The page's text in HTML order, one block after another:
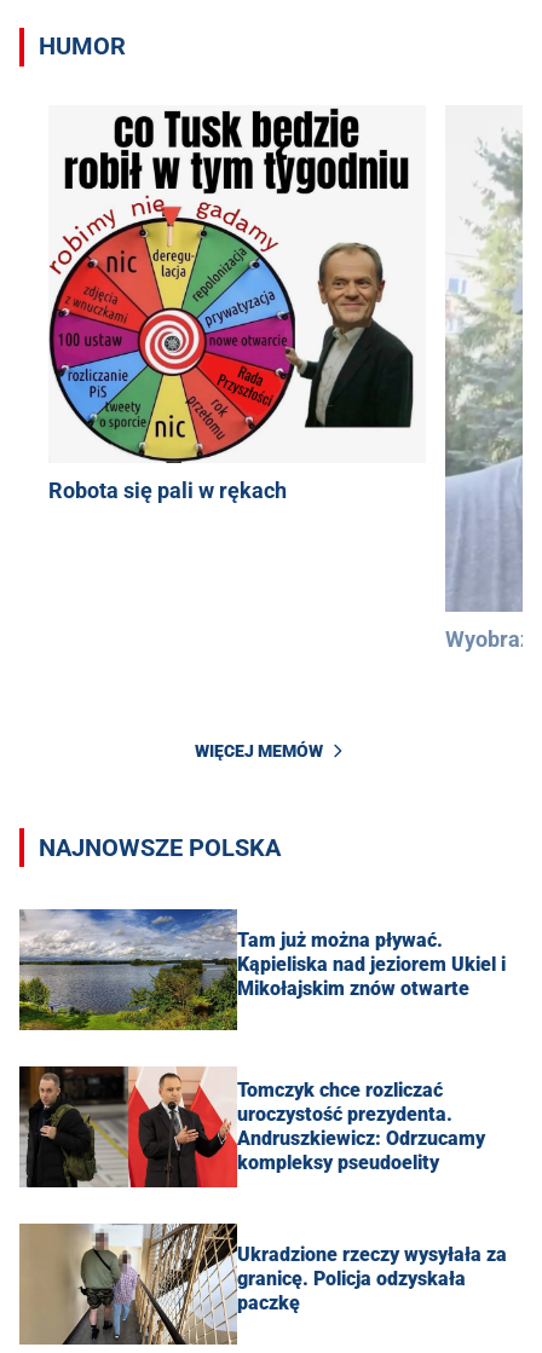
HUMOR
Robota się pali w rękach
WIĘCEJ MEMÓW
NAJNOWSZE POLSKA
Tam już można pływać.
Kąpieliska nad jeziorem Ukiel i
Mikołajskim znów otwarte
Tomczyk chce rozliczać
uroczystość prezydenta.
Andruszkiewicz: Odrzucamy
kompleksy pseudoelity
Ukradzione rzeczy wysyłała za
granicę. Policja odzyskała
paczkę